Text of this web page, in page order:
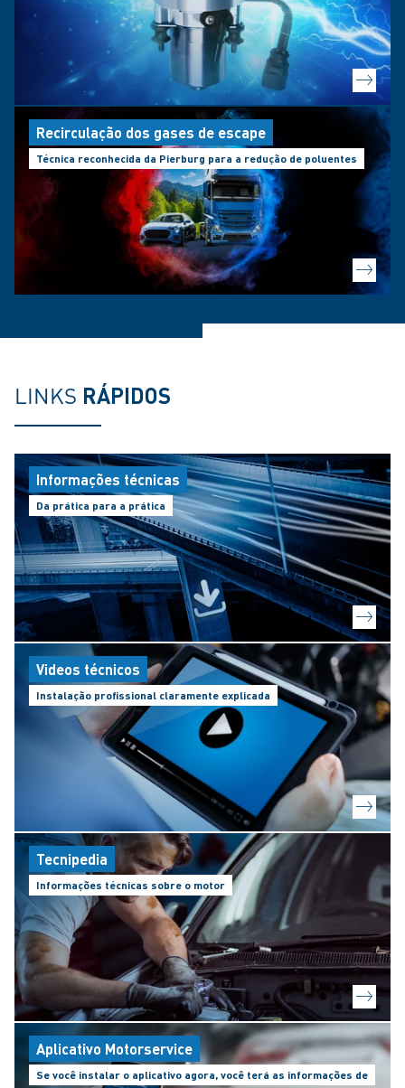
Recirculação dos gases de escape
Técnica reconhecida da Pierburg para a redução de poluentes
LINKS RÁPIDOS
Informações técnicas
Da prática para a prática
Videos técnicos
Instalação profissional claramente explicada
Tecnipedia
Informações técnicas sobre o motor
Aplicativo Motorservice
Se você instalar o aplicativo agora, você terá as informações de